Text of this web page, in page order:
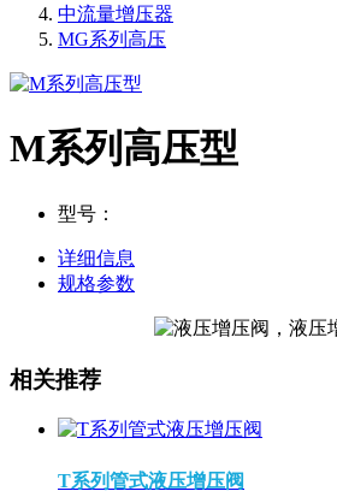
中流量增压器
MG系列高压
M系列高压型
型号：
详细信息
规格参数
相关推荐
T系列管式液压增压阀